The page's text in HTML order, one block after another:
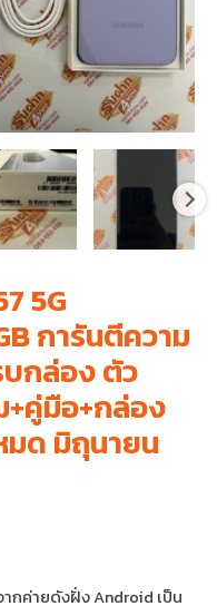
5G
การันตีความ
กล่อง ตัว
+คู่มือ+กล่อง
ด มิถุนายน
กค่ายดังฝั่ง Android เป็น